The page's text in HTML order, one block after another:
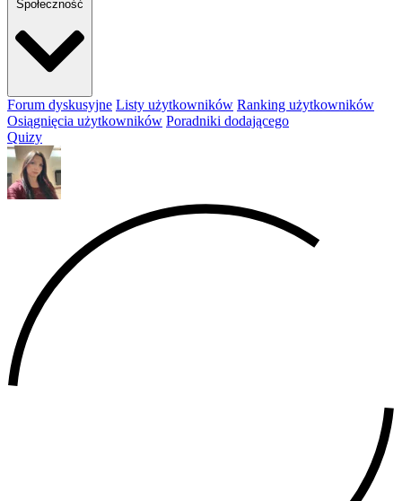
Społeczność
Forum dyskusyjne Listy użytkowników Ranking użytkowników
Osiągnięcia użytkowników Poradniki dodającego
Quizy